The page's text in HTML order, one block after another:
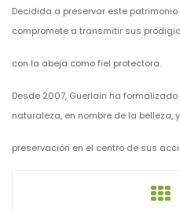
Decidida a preservar este
compromete a transmitir sus
con la abeja como fiel protectora.
Desde 2007, Guerlain ha
naturaleza, en nombre de la belleza,
preservación en el centro de sus